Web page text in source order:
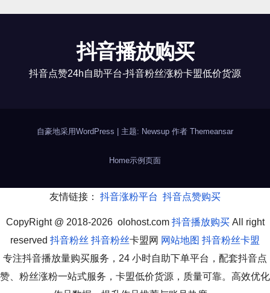
抖音播放购买
抖音点赞24h自助平台-抖音粉丝涨粉卡盟低价货源
自豪地采用WordPress 主题: Newsup 作者 Themeansar
Home示例页面
友情链接： 抖音涨粉平台 抖音点赞购买
CopyRight @ 2018-2026 olohost.com 抖音播放购买All right
reserved 抖音粉丝 抖音粉丝卡盟网 网站地图 抖音粉丝卡盟
专注抖音播放量购买服务，24 小时自助下单平台，配套抖音点
赞、粉丝涨粉一站式服务，卡盟低价货源，质量可靠。高效优化